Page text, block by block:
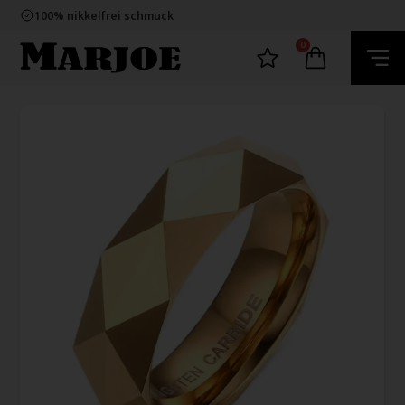
100% nikkelfrei schmuck
60 Tage Rückgabe
E-mark webshop
100% nikkelfrei schmuck
0